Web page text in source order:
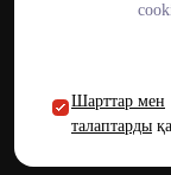
Шарттар мен
талаптарды